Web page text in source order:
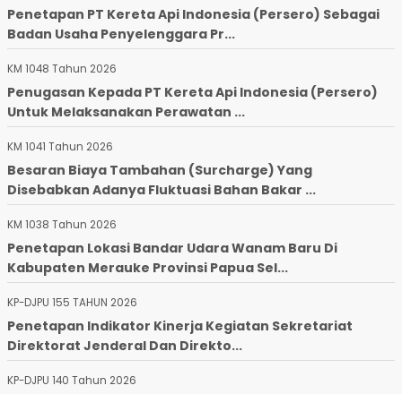
Penetapan PT Kereta Api Indonesia (Persero) Sebagai
Badan Usaha Penyelenggara Pr...
KM 1048 Tahun 2026
Penugasan Kepada PT Kereta Api Indonesia (Persero)
Untuk Melaksanakan Perawatan ...
KM 1041 Tahun 2026
Besaran Biaya Tambahan (Surcharge) Yang
Disebabkan Adanya Fluktuasi Bahan Bakar ...
KM 1038 Tahun 2026
Penetapan Lokasi Bandar Udara Wanam Baru Di
Kabupaten Merauke Provinsi Papua Sel...
KP-DJPU 155 TAHUN 2026
Penetapan Indikator Kinerja Kegiatan Sekretariat
Direktorat Jenderal Dan Direkto...
KP-DJPU 140 Tahun 2026